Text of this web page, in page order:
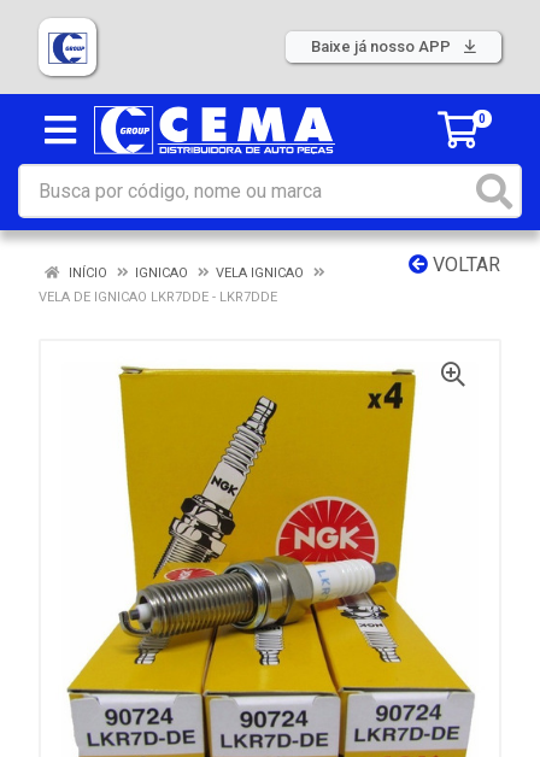
Baixe já nosso APP
0
VOLTAR
INÍCIO IGNICAO
VELA IGNICAO
VELA DE IGNICAO LKR7DDE - LKR7DDE